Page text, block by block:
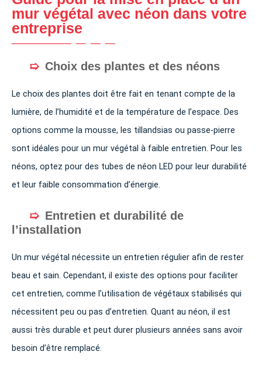
mur végétal avec néon dans votre
entreprise
Choix des plantes et des néons
Le choix des plantes doit être fait en tenant compte de la
lumière, de l’humidité et de la température de l’espace. Des
options comme la mousse, les tillandsias ou passe-pierre
sont idéales pour un mur végétal à faible entretien. Pour les
néons, optez pour des tubes de néon LED pour leur durabilité
et leur faible consommation d’énergie.
Entretien et durabilité de
l’installation
Un mur végétal nécessite un entretien régulier afin de rester
beau et sain. Cependant, il existe des options pour faciliter
cet entretien, comme l’utilisation de végétaux stabilisés qui
nécessitent peu ou pas d’entretien. Quant au néon, il est
aussi très durable et peut durer plusieurs années sans avoir
besoin d’être remplacé.